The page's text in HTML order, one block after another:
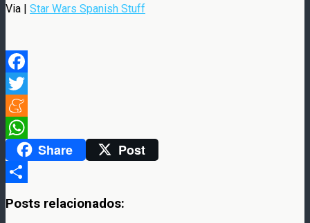
Via | Star Wars Spanish Stuff
Facebook
Twitter
Meneame
WhatsAppShare Post
Posts relacionados: